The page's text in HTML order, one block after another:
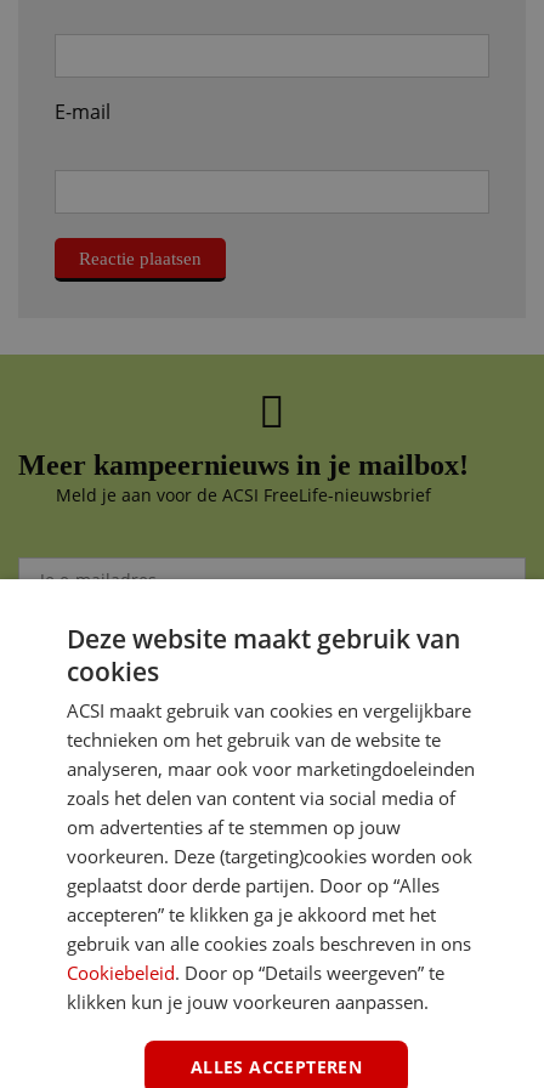
E-mail
Meer kampeernieuws in je mailbox!
Meld je aan voor de ACSI FreeLife-nieuwsbrief
Aanmelden
Je gegevens zijn veilig en worden niet gedeeld met anderen
DIRECT NAAR
MEER ACSI FREELIFE
Deze website maakt gebruik van
cookies
ACSI maakt gebruik van cookies en vergelijkbare
technieken om het gebruik van de website te
analyseren, maar ook voor marketingdoeleinden
zoals het delen van content via social media of
om advertenties af te stemmen op jouw
voorkeuren. Deze (targeting)cookies worden ook
geplaatst door derde partijen. Door op “Alles
accepteren” te klikken ga je akkoord met het
gebruik van alle cookies zoals beschreven in ons
Cookiebeleid. Door op “Details weergeven” te
klikken kun je jouw voorkeuren aanpassen.
ALLES ACCEPTEREN